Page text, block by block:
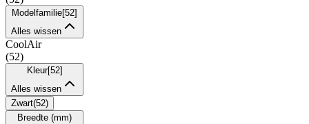
Modelfamilie[52]
Alles wissen
CoolAir
(52)
Kleur[52]
Alles wissen
Zwart(52)
Breedte (mm)